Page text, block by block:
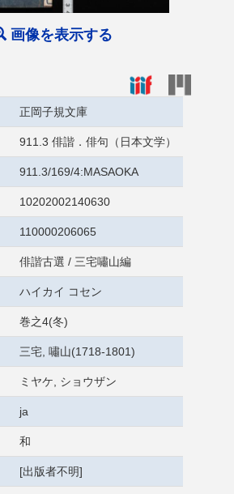
画像を表示する
正岡子規文庫
911.3 俳諧．俳句（日本文学）
911.3/169/4:MASAOKA
10202002140630
110000206065
俳諧古選 / 三宅嘯山編
ハイカイ コセン
巻之4(冬)
三宅, 嘯山(1718-1801)
ミヤケ, ショウザン
ja
和
[出版者不明]